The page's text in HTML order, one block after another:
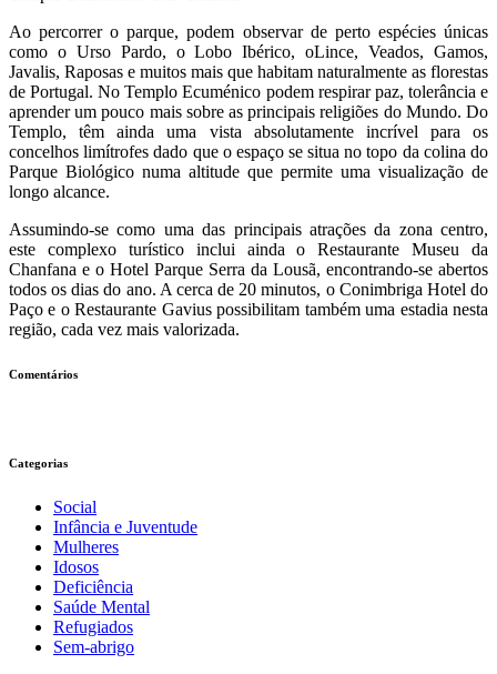
Ao percorrer o parque, podem observar de perto espécies únicas
como o Urso Pardo, o Lobo Ibérico, oLince, Veados, Gamos,
Javalis, Raposas e muitos mais que habitam naturalmente as florestas
de Portugal. No Templo Ecuménico podem respirar paz, tolerância e
aprender um pouco mais sobre as principais religiões do Mundo. Do
Templo, têm ainda uma vista absolutamente incrível para os
concelhos limítrofes dado que o espaço se situa no topo da colina do
Parque Biológico numa altitude que permite uma visualização de
longo alcance.
Assumindo-se como uma das principais atrações da zona centro,
este complexo turístico inclui ainda o Restaurante Museu da
Chanfana e o Hotel Parque Serra da Lousã, encontrando-se abertos
todos os dias do ano. A cerca de 20 minutos, o Conimbriga Hotel do
Paço e o Restaurante Gavius possibilitam também uma estadia nesta
região, cada vez mais valorizada.
Comentários
Categorias
Social
Infância e Juventude
Mulheres
Idosos
Deficiência
Saúde Mental
Refugiados
Sem-abrigo